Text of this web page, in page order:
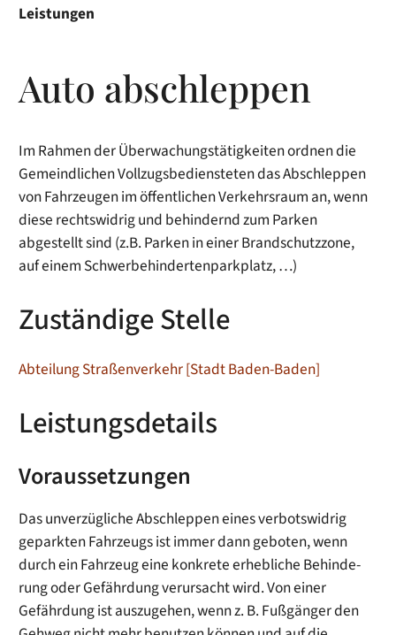
Leistungen
Auto abschleppen
Im Rahmen der Überwachungstätigkeiten ordnen die
Gemeindlichen Vollzugsbediensteten das Abschleppen
von Fahrzeugen im öffentlichen Verkehrsraum an, wenn
diese rechtswidrig und behindernd zum Parken
abgestellt sind (z.B. Parken in einer Brandschutzzone,
auf einem Schwerbehindertenparkplatz, …)
Zuständige Stelle
Abteilung Straßenverkehr [Stadt Baden-Baden]
Leistungsdetails
Voraussetzungen
Das unver­züg­li­che Abschlep­pen eines verbots­wid­rig
geparkten Fahrzeugs ist immer dann geboten, wenn
durch ein Fahrzeug eine konkrete erhebliche Behin­de­
rung oder Gefähr­dung verursacht wird. Von einer
Gefährdung ist auszugehen, wenn z. B. Fußgänger den